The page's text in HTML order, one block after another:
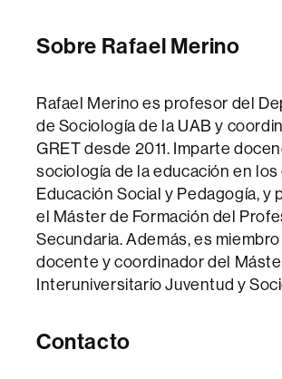
Sobre Rafael Merino
Rafael Merino es profesor del
de Sociología de la UAB y
GRET desde 2011. Imparte
sociología de la educación en
Educación Social y Pedagogía, y
el Máster de Formación del
Secundaria. Además, es
docente y coordinador del
Interuniversitario Juventud y
Contacto